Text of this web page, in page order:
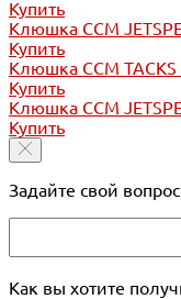
Купить
Клюшка CCM
Купить
Клюшка CCM TACKS
Купить
Клюшка CCM
Купить
Задайте свой вопрос
Как вы хотите